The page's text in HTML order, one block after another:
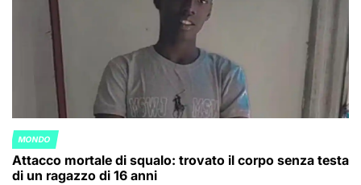
POSTED
IN
MONDO
Attacco mortale di squalo: trovato il corpo senza testa
di un ragazzo di 16 anni